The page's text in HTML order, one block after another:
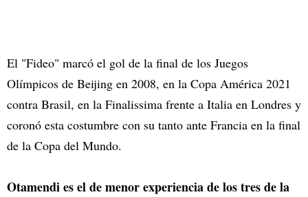
El "Fideo" marcó el gol de la final de los Juegos
Olímpicos de Beijing en 2008, en la Copa América 2021
contra Brasil, en la Finalissima frente a Italia en Londres y
coronó esta costumbre con su tanto ante Francia en la final
de la Copa del Mundo.
Otamendi es el de menor experiencia de los tres de la